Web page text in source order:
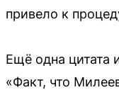
привело к
Ещё одна цитата
«Факт, что